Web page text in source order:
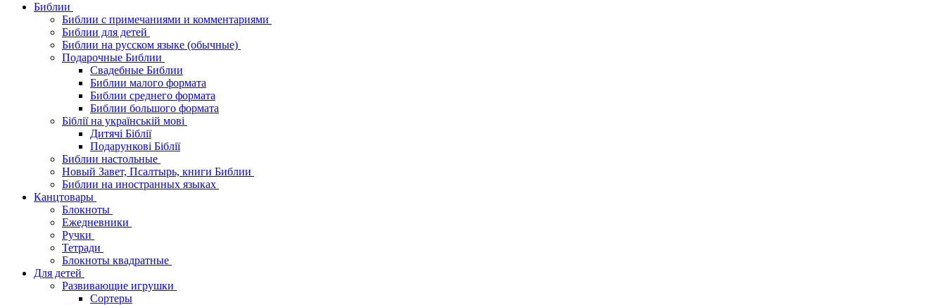
Библии
Библии с примечаниями и комментариями
Библии для детей
Библии на русском языке (обычные)
Подарочные Библии
Свадебные Библии
Библии малого формата
Библии среднего формата
Библии большого формата
Біблії на українській мові
Дитячі Біблії
Подарункові Біблії
Библии настольные
Новый Завет, Псалтырь, книги Библии
Библии на иностранных языках
Канцтовары
Блокноты
Ежедневники
Ручки
Тетради
Блокноты квадратные
Для детей
Развивающие игрушки
Сортеры